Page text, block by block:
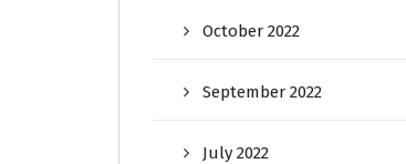
October 2022
September 2022
July 2022